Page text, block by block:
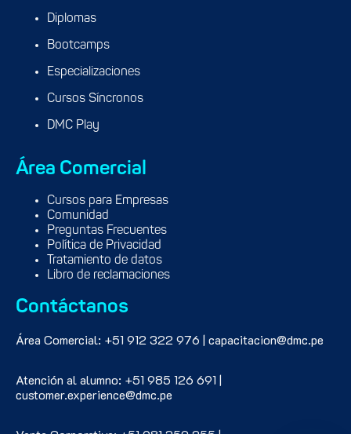
Diplomas
Bootcamps
Especializaciones
Cursos Síncronos
DMC Play
Área Comercial
Cursos para Empresas
Comunidad
Preguntas Frecuentes
Política de Privacidad
Tratamiento de datos
Libro de reclamaciones
Contáctanos
Área Comercial: +51 912 322 976 | capacitacion@dmc.pe
Atención al alumno: +51 985 126 691 |
customer.experience@dmc.pe